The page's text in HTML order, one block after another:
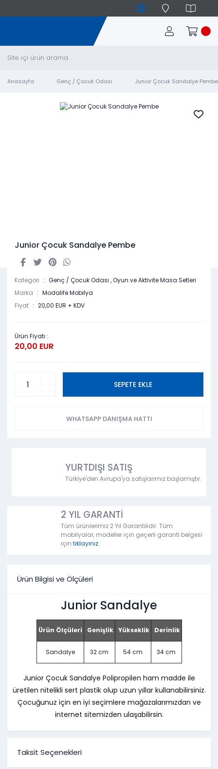
Anasayfa Genç / Çocuk Odası Junior Çocuk Sandalye Pembe
Junior Çocuk Sandalye Pembe
Kategori Genç / Çocuk Odası ,Oyun ve Aktivite Masa Setleri
Marka
Modalife Mobilya
Fiyat
20,00 EUR + KDV
Ürün Fiyatı :
20,00 EUR
SEPETE EKLE
WHATSAPP DANIŞMA HATTI
YURTDIŞI SATIŞ
Türkiye'den Avrupa'ya satışlarımız başlamıştır.
2 YIL GARANTİ
Tüm ürünlerimiz 2 Yıl Garantilidir. Tüm
mobilyalar, modeller için geçerli garanti belgesi
için tıklayınız.
Ürün Bilgisi ve Ölçüleri
Junior Sandalye
Ürün Ölçüleri Genişlik Yükseklik Derinlik
Sandalye 32 cm 54 cm 34 cm
Junior Çocuk Sandalye Polipropilen ham madde ile
üretilen nitelikli sert plastik olup uzun yıllar kullanabilirsiniz.
Çocuğunuz için en iyi seçimlere mağazalarımızdan ve
internet sitemizden ulaşabilirsin.
Taksit Seçenekleri